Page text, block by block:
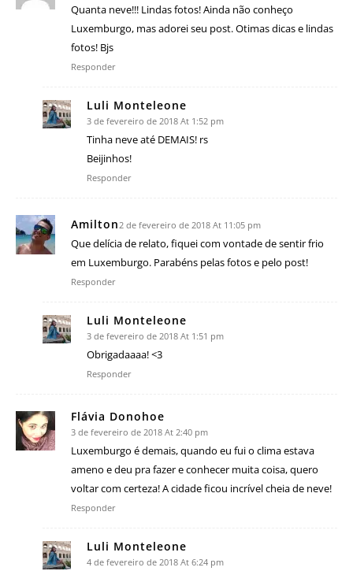
Quanta neve!!! Lindas fotos! Ainda não conheço
Luxemburgo, mas adorei seu post. Otimas dicas e lindas
fotos! Bjs
Responder
Luli Monteleone
3 de fevereiro de 2018 At 1:52 pm
Tinha neve até DEMAIS! rs
Beijinhos!
Responder
Amilton 2 de fevereiro de 2018 At 11:05 pm
Que delícia de relato, fiquei com vontade de sentir frio
em Luxemburgo. Parabéns pelas fotos e pelo post!
Responder
Luli Monteleone
3 de fevereiro de 2018 At 1:51 pm
Obrigadaaaa! <3
Responder
Flávia Donohoe
3 de fevereiro de 2018 At 2:40 pm
Luxemburgo é demais, quando eu fui o clima estava
ameno e deu pra fazer e conhecer muita coisa, quero
voltar com certeza! A cidade ficou incrível cheia de neve!
Responder
Luli Monteleone
4 de fevereiro de 2018 At 6:24 pm